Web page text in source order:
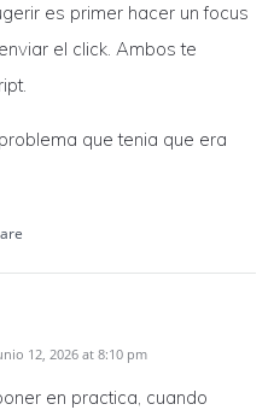
es primer hacer un focus
el click. Ambos te
que tenia que era
12, 2026 at 8:10 pm
en practica, cuando